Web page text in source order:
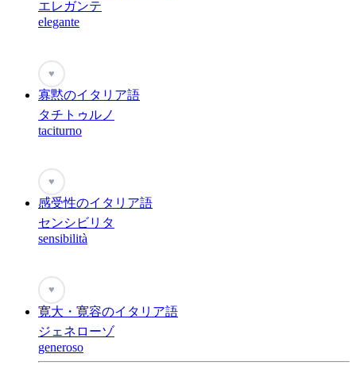
エレガンテ
elegante
♥
寡黙のイタリア語
タチトゥルノ
taciturno
♥
感受性のイタリア語
センシビリタ
sensibilità
♥
寛大・寛容のイタリア語
ジェネローゾ
generoso